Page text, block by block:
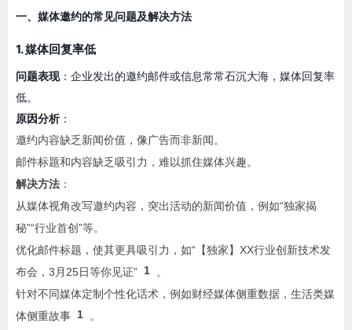
一、媒体邀约的常见问题及解决方法
1. 媒体回复率低
问题表现：企业发出的邀约邮件或信息常常石沉大海，媒体回复率
低。
原因分析：
邀约内容缺乏新闻价值，像广告而非新闻。
邮件标题和内容缺乏吸引力，难以抓住媒体兴趣。
解决方法 ：
从媒体视角改写邀约内容，突出活动的新闻价值，例如“独家揭
秘”“行业首创”等。
优化邮件标题，使其更具吸引力，如“【独家】XX行业创新技术发
布会，3月25日等你见证” 1
。
针对不同媒体定制个性化话术，例如财经媒体侧重数据，生活类媒
体侧重故事 1 。